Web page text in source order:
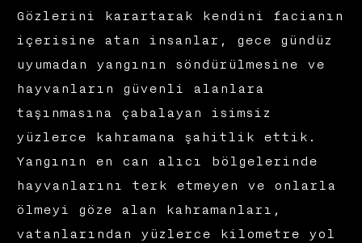
Gözlerini karartarak kendini facianın
içerisine atan insanlar, gece gündüz
uyumadan yangının söndürülmesine ve
hayvanların güvenli alanlara
taşınmasına çabalayan isimsiz
yüzlerce kahramana şahitlik ettik.
Yangının en can alıcı bölgelerinde
hayvanlarını terk etmeyen ve onlarla
ölmeyi göze alan kahramanları,
vatanlarından yüzlerce kilometre yol